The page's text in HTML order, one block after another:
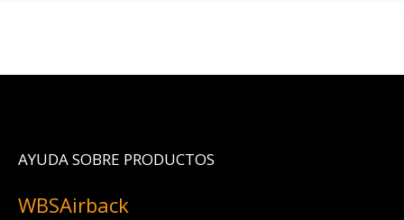
AYUDA SOBRE PRODUCTOS
WBSAirback